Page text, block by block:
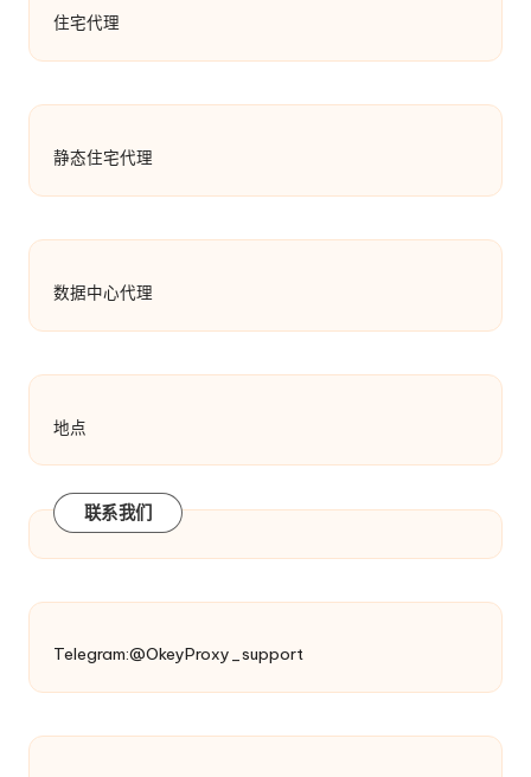
住宅代理
静态住宅代理
数据中心代理
地点
联系我们
Telegram:@OkeyProxy_support